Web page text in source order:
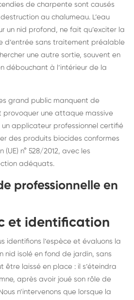
de charpente sont causés
au chalumeau. L’eau
un nid profond, ne fait qu’exciter la
d’entrée sans traitement préalable
une autre sortie, souvent en
débouchant à l’intérieur de la
grand public manquent de
provoquer une attaque massive
un applicateur professionnel certifié
des produits biocides conformes
n° 528/2012, avec les
adéquats.
professionnelle en
et identification
identifions l’espèce et évaluons la
nid isolé en fond de jardin, sans
être laissé en place : il s’éteindra
après avoir joué son rôle de
n’intervenons que lorsque la